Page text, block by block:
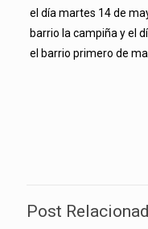
el día martes 14 de
barrio la campiña y el
el barrio primero de
Post